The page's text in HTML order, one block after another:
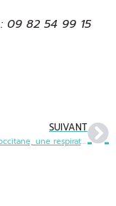
: 09 82 54 99 15
SUIVANT
La langue occitane, une respiration face à la crise ?